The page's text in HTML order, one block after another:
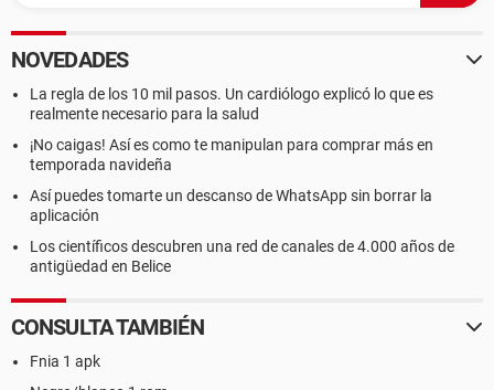
NOVEDADES
La regla de los 10 mil pasos. Un cardiólogo explicó lo que es
realmente necesario para la salud
¡No caigas! Así es como te manipulan para comprar más en
temporada navideña
Así puedes tomarte un descanso de WhatsApp sin borrar la
aplicación
Los científicos descubren una red de canales de 4.000 años de
antigüedad en Belice
CONSULTA TAMBIÉN
Fnia 1 apk